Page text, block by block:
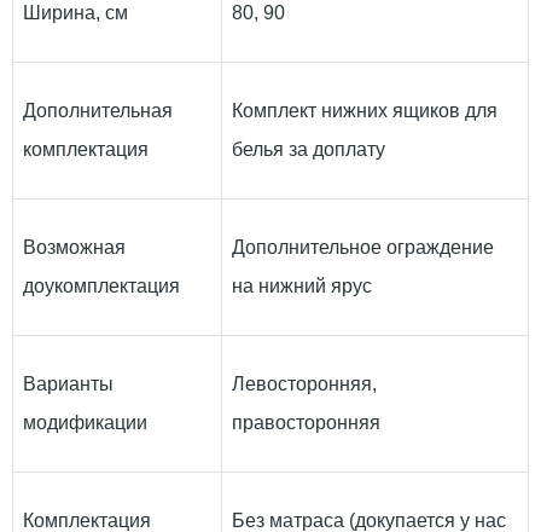
Ширина, см 80, 90
Дополнительная
комплектация
Комплект нижних ящиков для
белья за доплату
Возможная
доукомплектация
Дополнительное ограждение
на нижний ярус
Варианты
модификации
Левосторонняя,
правосторонняя
Комплектация Без матраса (докупается у нас